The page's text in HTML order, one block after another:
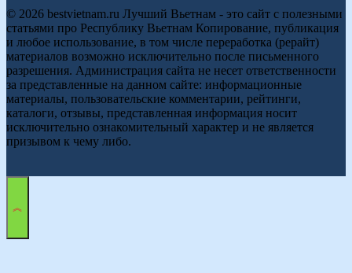
© 2026 bestvietnam.ru Лучший Вьетнам - это сайт с полезными
статьями про Республику Вьетнам Копирование, публикация
и любое использование, в том числе переработка (рерайт)
материалов возможно исключительно после письменного
разрешения. Администрация сайта не несет ответственности
за представленные на данном сайте: информационные
материалы, пользовательские комментарии, рейтинги,
каталоги, отзывы, представленная информация носит
исключительно ознакомительный характер и не является
призывом к чему либо.